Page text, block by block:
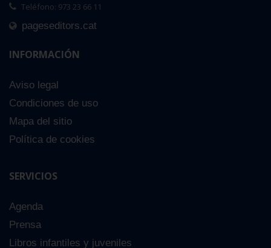
Teléfono: 973 23 66 11
pageseditors.cat
INFORMACIÓN
Aviso legal
Condiciones de uso
Mapa del sitio
Política de cookies
SERVICIOS
Agenda
Prensa
Libros infantiles y juveniles